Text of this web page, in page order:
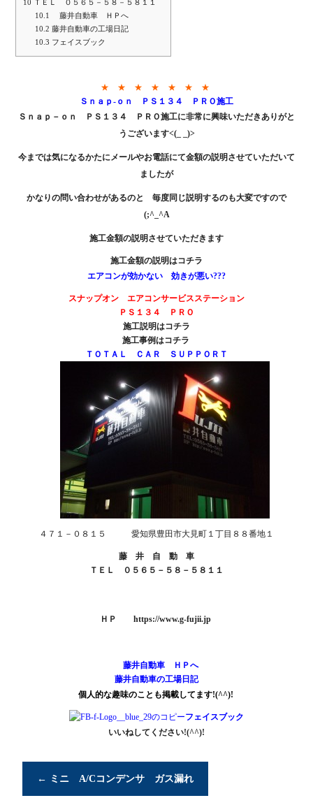
10 ＴＥＬ ０５６５－５８－５８１１
10.1
藤井自動車 ＨＰへ
10.2 藤井自動車の工場日記
10.3 フェイスブック
★ ★ ★ ★ ★ ★ ★
Ｓｎａｐ-ｏｎ ＰＳ１３４ ＰＲＯ施工
Ｓｎａｐ－ｏｎ ＰＳ１３４ ＰＲＯ施工に非常に興味いただきありがと
うございます<(_ _)>
今までは気になるかたにメールやお電話にて金額の説明させていただいて
ましたが
かなりの問い合わせがあるのと 毎度同じ説明するのも大変ですので
(;^_^A
施工金額の説明させていただきます
施工金額の説明はコチラ
エアコンが効かない 効きが悪い???
スナップオン エアコンサービスステーション
ＰＳ１３４ ＰＲＯ
施工説明はコチラ
施工事例はコチラ
ＴＯＴＡＬ ＣＡＲ ＳＵＰＰＯＲＴ
４７１－０８１５ 愛知県豊田市大見町１丁目８８番地１
藤 井 自 動 車
ＴＥＬ ０５６５－５８－５８１１
ＨＰ https://www.g-fujii.jp
藤井自動車 ＨＰへ
藤井自動車の工場日記
個人的な趣味のことも掲載してます!(^^)!
フェイスブック
いいねしてください!(^^)!
← ミニ A/Cコンデンサ ガス漏れ